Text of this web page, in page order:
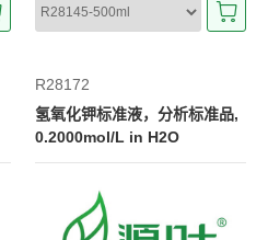
R28172
氢氧化钾标准液，分析标准品,
0.2000mol/L in H2O